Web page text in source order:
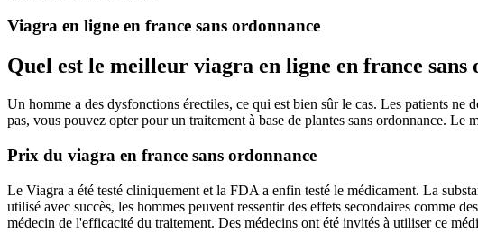
Viagra en ligne en france sans ordonnance
Quel est le meilleur viagra en ligne en france sans
Un homme a des dysfonctions érectiles, ce qui est bien sûr le cas. Les patients
pas, vous pouvez opter pour un traitement à base de plantes sans ordonnance.
Prix du viagra en france sans ordonnance
Le Viagra a été testé cliniquement et la FDA a enfin testé le médicament. La
utilisé avec succès, les hommes peuvent ressentir des effets secondaires comme
médecin de l'efficacité du traitement. Des médecins ont été invités à utiliser ce